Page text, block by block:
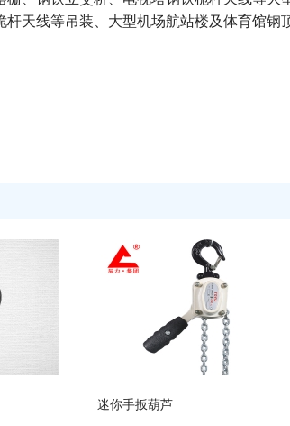
天线等吊装、大型机场航站楼及体育馆钢
迷你手扳葫芦